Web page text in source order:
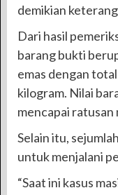
demikian
Dari hasil
barang bukti
emas dengan
kilogram. Nilai
mencapai ratusan
Selain itu,
untuk menjalani
“Saat ini kasus